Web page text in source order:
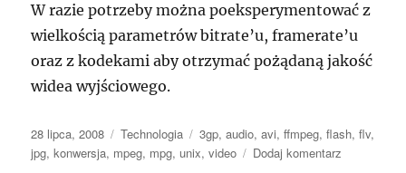
W razie potrzeby można poeksperymentować z
wielkością parametrów bitrate’u, framerate’u
oraz z kodekami aby otrzymać pożądaną jakość
widea wyjściowego.
Data
publikacji
28 lipca, 2008 Kategorie
Technologia Tagi
3gp,audio,avi,ffmpeg,flash,flv,
jpg,konwersja, mpeg, mpg, unix,video Dodaj komentarz